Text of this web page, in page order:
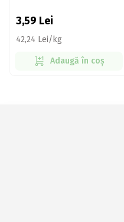
3,59 Lei
42,24 Lei/kg
Adaugă în coș